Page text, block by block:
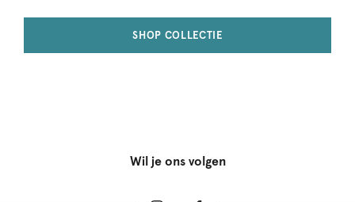
SHOP COLLECTIE
Wil je ons volgen